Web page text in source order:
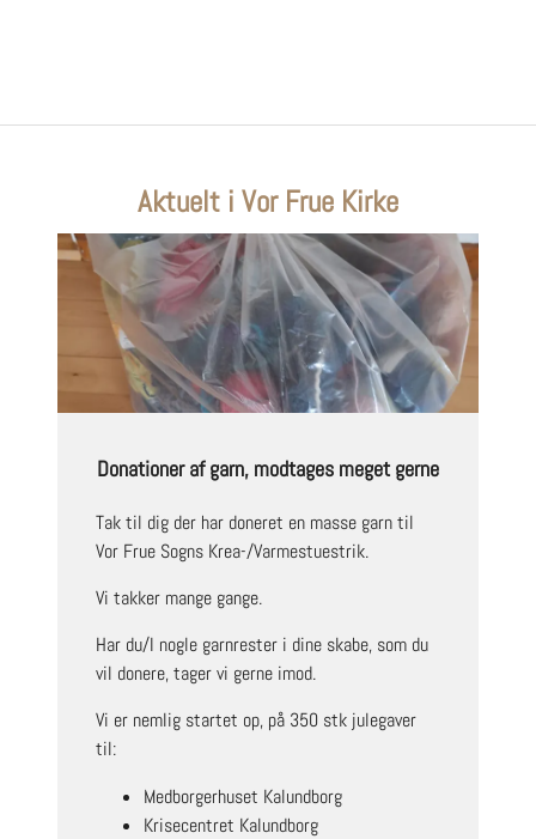
Aktuelt i Vor Frue Kirke
Donationer af garn, modtages meget gerne
Tak til dig der har doneret en masse garn til
Vor Frue Sogns Krea-/Varmestuestrik.
Vi takker mange gange.
Har du/I nogle garnrester i dine skabe, som du
vil donere, tager vi gerne imod.
Vi er nemlig startet op, på 350 stk julegaver
til:
Medborgerhuset Kalundborg
Krisecentret Kalundborg